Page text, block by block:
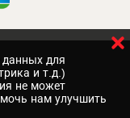
данных для
и т.д.)
не может
нам улучшить